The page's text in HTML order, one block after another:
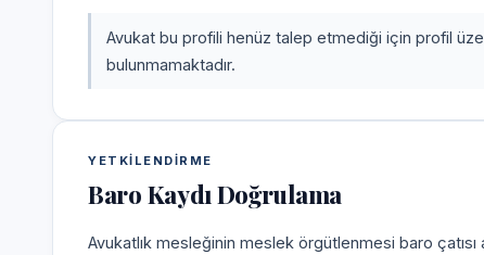
Avukat bu profili henüz talep etmediği için profil
bulunmamaktadır.
YETKILENDIRME
Baro Kaydı Doğrulama
Avukatlık mesleğinin meslek örgütlenmesi baro